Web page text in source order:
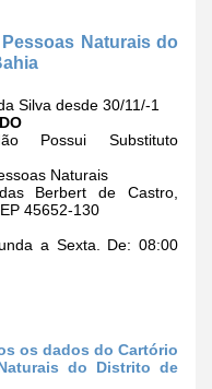
Naturais do
Silva desde 30/11/-1
Possui Substituto
Naturais
Berbert de Castro,
45652-130
a Sexta. De: 08:00
os dados do Cartório
do Distrito de